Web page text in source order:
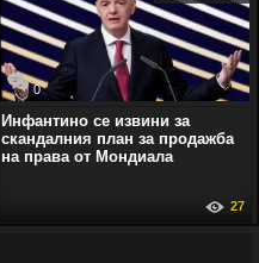
0
Инфантино се извини за
скандалния план за продажба
на права от Мондиала
27